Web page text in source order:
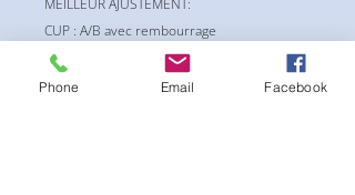
MEILLEUR AJUSTEMENT:
CUP : A/B avec rembourrage
supplémentaire ou B/C Push up doux
Tour de taille : 24-26
Phone Email Facebook